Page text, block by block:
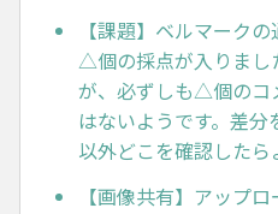
【課題】ベルマーク
△個の採点が入りまし
が、必ずしも△個のコ
はないようです。差
以外どこを確認したら
【画像共有】アップ